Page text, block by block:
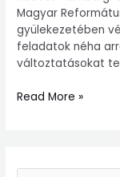
Magyar
gyülekezetében
feladatok néha
változtatásokat
Read More »